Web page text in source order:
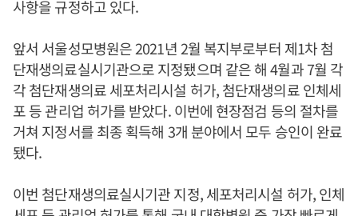
사항을 규정하고 있다.
앞서 서울성모병원은 2021년 2월 복지부로부터 제1차 첨
단재생의료실시기관으로 지정됐으며 같은 해 4월과 7월 각
각 첨단재생의료 세포처리시설 허가, 첨단재생의료 인체세
포 등 관리업 허가를 받았다. 이번에 현장점검 등의 절차를
거쳐 지정서를 최종 획득해 3개 분야에서 모두 승인이 완료
됐다.
이번 첨단재생의료실시기관 지정, 세포처리시설 허가, 인체